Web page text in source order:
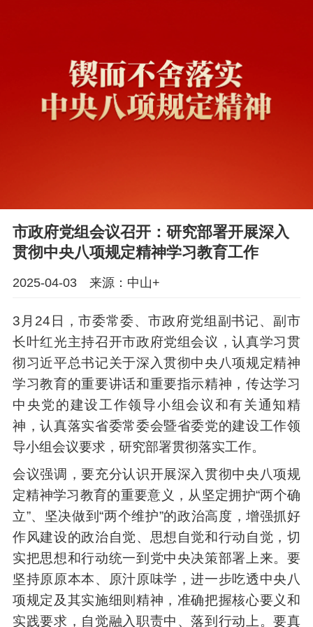
市政府党组会议召开：研究部署开展深入
贯彻中央八项规定精神学习教育工作
2025-04-03 来源：中山+
3 月 24 日，市委常委、市政府党组副书记、副市
长叶红光主持召开市政府党组会议，认真学习贯
彻习近平总书记关于深入贯彻中央八项规定精神
学习教育的重要讲话和重要指示精神，传达学习
中央党的建设工作领导小组会议和有关通知精
神，认真落实省委常委会暨省委党的建设工作领
导小组会议要求，研究部署贯彻落实工作。
会议强调，要充分认识开展深入贯彻中央八项规
定精神学习教育的重要意义，从坚定拥护“两个确
立”、坚决做到“两个维护”的政治高度，增强抓好
作风建设的政治自觉、思想自觉和行动自觉，切
实把思想和行动统一到党中央决策部署上来。要
坚持原原本本、原汁原味学，进一步吃透中央八
项规定及其实施细则精神，准确把握核心要义和
实践要求，自觉融入职责中、落到行动上。要真